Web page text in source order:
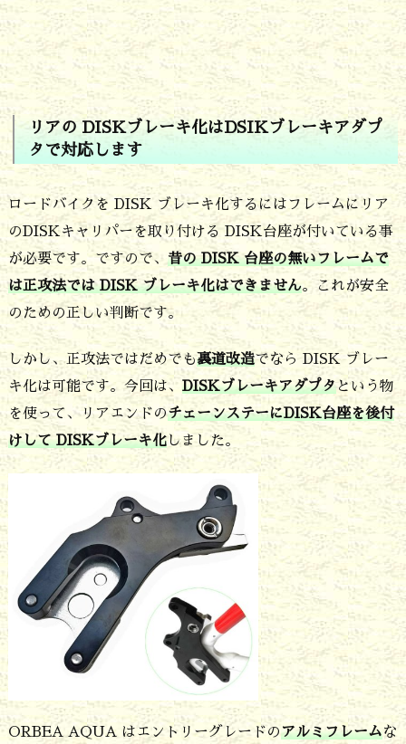
リアの DISKブレーキ化はDSIKブレーキアダプ
タで対応します
ロードバイクを DISK ブレーキ化するにはフレームにリア
のDISKキャリパーを取り付ける DISK台座が付いている事
が必要です。ですので、 昔の DISK 台座の無いフレームで
は正攻法では DISK ブレーキ化はできません。これが安全
のための正しい判断です。
しかし、正攻法ではだめでも裏道改造でなら DISK ブレー
キ化は可能です。今回は、 DISKブレーキアダプタという物
を使って、リアエンドのチェーンステーにDISK台座を後付
けして DISKブレーキ化しました。
ORBEA AQUA はエントリーグレードのアルミフレームな